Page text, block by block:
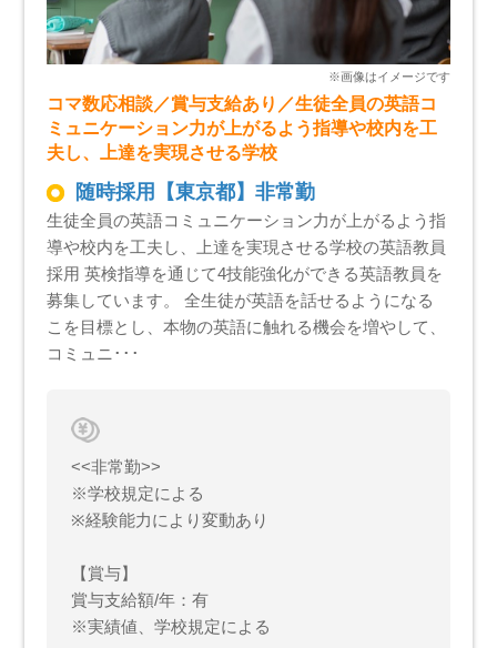
コマ数応相談／賞与支給あり／生徒全員の英語コ
ミュニケーション力が上がるよう指導や校内を工
夫し、上達を実現させる学校
随時採用【東京都】非常勤
生徒全員の英語コミュニケーション力が上がるよう指
導や校内を工夫し、上達を実現させる学校の英語教員
採用 英検指導を通じて4技能強化ができる英語教員を
募集しています。 全生徒が英語を話せるようになる
こを目標とし、本物の英語に触れる機会を増やして、
コミュニ･･･
<<非常勤>>
※学校規定による
※経験能力により変動あり
【賞与】
賞与支給額/年：有
※実績値、学校規定による